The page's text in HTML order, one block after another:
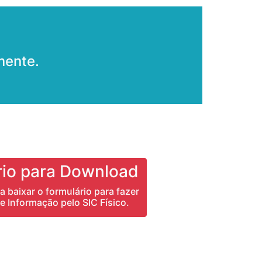
para Download
baixar o formulário para fazer
Informação pelo SIC Físico.